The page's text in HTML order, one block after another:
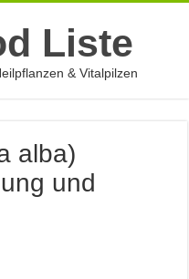
Liste
& Vitalpilzen
alba)
und